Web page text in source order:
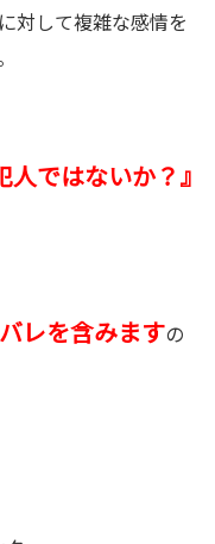
対して複雑な感情を
人ではないか？』
レを含みますの